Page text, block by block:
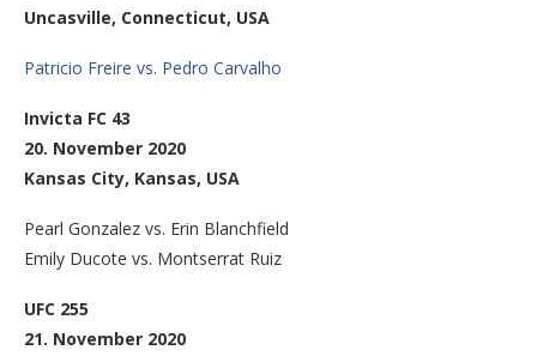
Uncasville, Connecticut, USA
Patricio Freire vs. Pedro Carvalho
Invicta FC 43
20. November 2020
Kansas City, Kansas, USA
Pearl Gonzalez vs. Erin Blanchfield
Emily Ducote vs. Montserrat Ruiz
UFC 255
21. November 2020